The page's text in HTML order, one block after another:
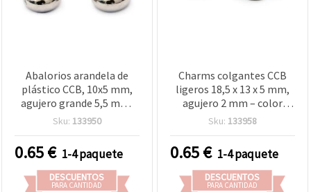
Abalorios arandela de
plástico CCB, 10x5 mm,
agujero grande 5,5 mm,
color plata (acabado
80 uds), para bisutería y
manualidades
Sku: 133950
0.65€ 1-4 paquete
DESCUENTOS
PARA CANTIDAD
Charms colgantes CCB
ligeros 18,5 x 13 x 5 mm,
agujero 2 mm – color
plata, 20 g (~44 uds.) para
bisutería y manualidades
Sku: 133958
0.65€ 1-4 paquete
DESCUENTOS
PARA CANTIDAD